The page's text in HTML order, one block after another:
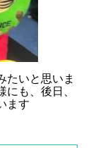
たいと思いま
も、後日、
ます